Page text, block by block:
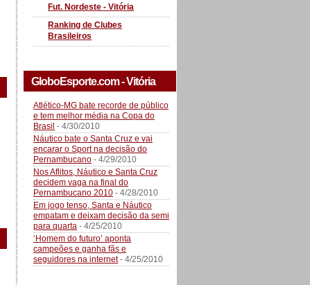
Fut. Nordeste - Vitória
Ranking de Clubes
Brasileiros
GloboEsporte.com - Vitória
Atlético-MG bate recorde de público
e tem melhor média na Copa do
Brasil - 4/30/2010
Náutico bate o Santa Cruz e vai
encarar o Sport na decisão do
Pernambucano - 4/29/2010
Nos Aflitos, Náutico e Santa Cruz
decidem vaga na final do
Pernambucano 2010 - 4/28/2010
Em jogo tenso, Santa e Náutico
empatam e deixam decisão da semi
para quarta - 4/25/2010
‘Homem do futuro’ aponta
campeões e ganha fãs e
seguidores na internet- 4/25/2010